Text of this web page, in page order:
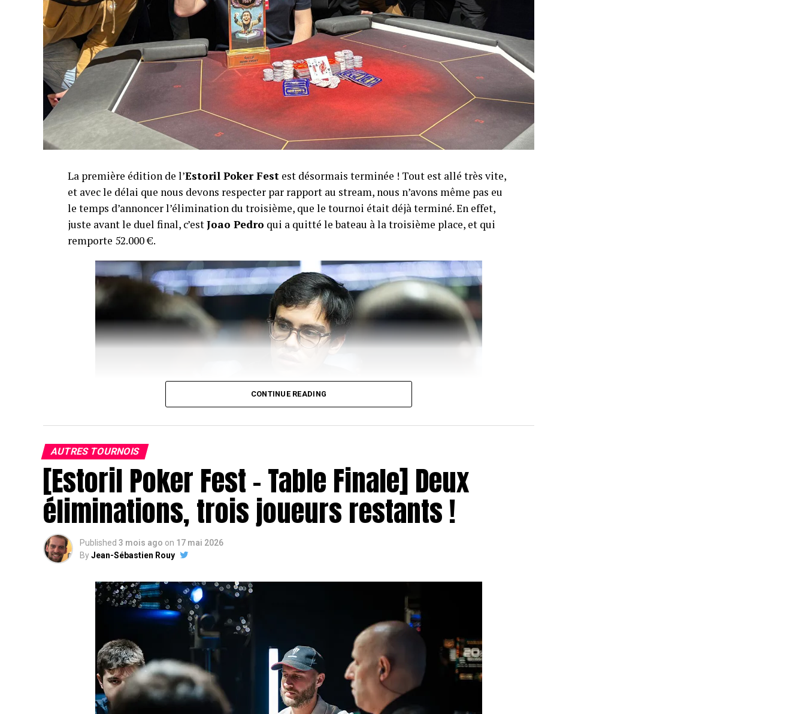
La première édition de l’Estoril Poker Fest est désormais terminée ! Tout est allé très vite,
et avec le délai que nous devons respecter par rapport au stream, nous n’avons même pas eu
le temps d’annoncer l’élimination du troisième, que le tournoi était déjà terminé. En effet,
juste avant le duel final, c’estJoao Pedro qui a quitté le bateau à la troisième place, et qui
remporte 52.000 €.
« Chotec » Mazerolle. Si ce dernier avait une grande avance en jetons au début du duel, son
adversaire, très compétent également, aurait bien pu revenir à niveau pour créer la surprise.
Mais il n’en est rien !
Après 20 à 30 minutes, la main finale du tournoi est arrivée, et Chotec a su s’imposer et
pousser son adversaire à la faute pour finalement remporter cette première édition
portugaise de l’Estoril Poker Fest. Pour sa très belle performance, le Portugais Jose Quintas,
membre de lateam NitroLogy, termine donc runner-up pour 74.000 € !
CONTINUE READING
AUTRES TOURNOIS
[Estoril Poker Fest – Table Finale] Deux
éliminations, trois joueurs restants !
Published 3 mois ago on 17 mai 2026
ByJean-Sébastien Rouy